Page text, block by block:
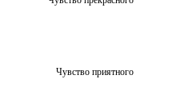
Чувство приятного